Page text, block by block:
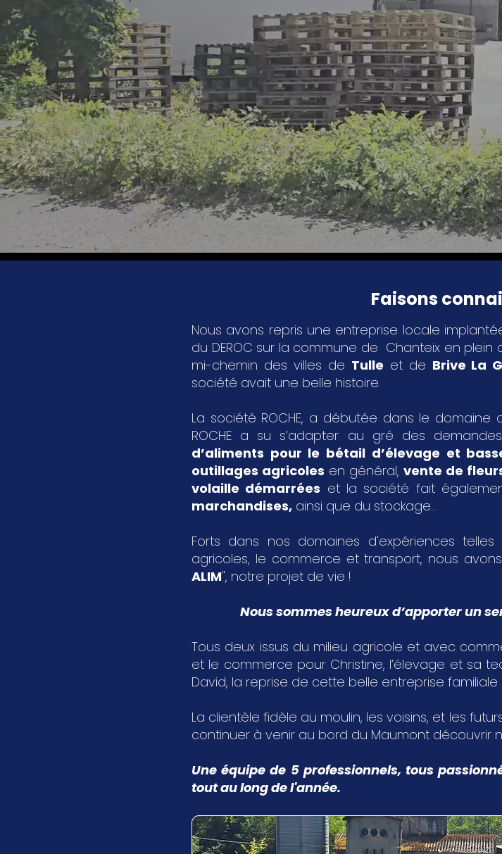
Faisons
Nous avons repris une entreprise locale
du DEROC sur la commune de Chanteix en plein
mi-chemin des villes de Tulle et de Brive La
société avait une belle histoire.
La société ROCHE, a débutée dans le
ROCHE a su s’adapter au gré des
d’aliments pour le bétail d’élevage et
outillages agricoles en général, vente de
volaille démarrées et la société fait
marchandises, ainsi que du stockage...
Forts dans nos domaines d'expériences
agricoles, le commerce et transport, nous
ALIM", notre projet de vie !
Nous sommes heureux d’apporter un
Tous deux issus du milieu agricole et avec
et le commerce pour Christine, l’élevage et sa
David, la reprise de cette belle entreprise
La clientèle fidèle au moulin, les voisins, et les
continuer à venir au bord du Maumont découvrir
Une équipe de 5 professionnels, tous
tout au long de l'année.